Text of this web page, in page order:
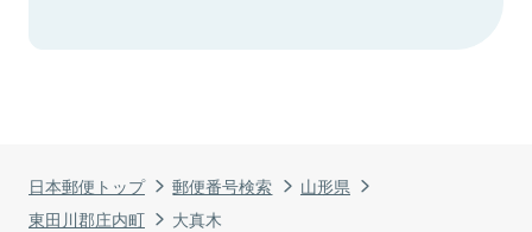
日本郵便トップ 郵便番号検索
山形県
東田川郡庄内町
大真木